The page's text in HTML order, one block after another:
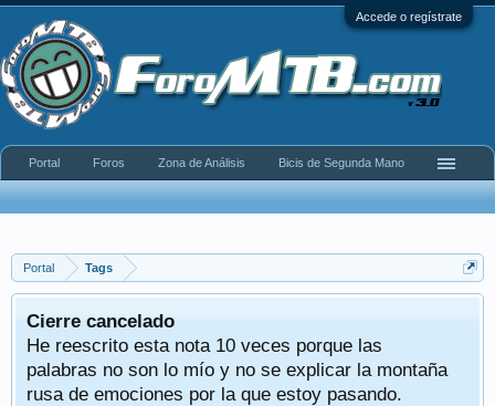
Accede o regístrate
Portal Tags
Cierre cancelado
He reescrito esta nota 10 veces porque las
palabras no son lo mío y no se explicar la montaña
rusa de emociones por la que estoy pasando.
Portal Foros Zona de Análisis Bicis de Segunda Mano